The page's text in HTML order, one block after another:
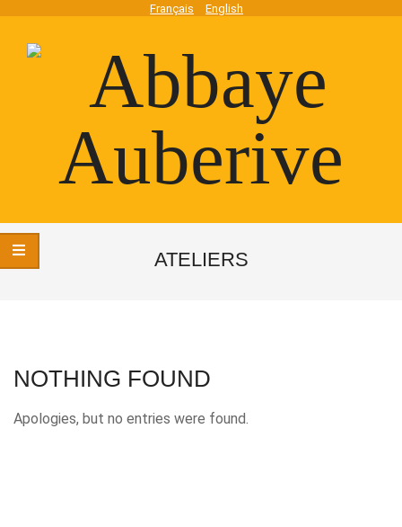
content
Français English
Abbaye
Secondary
Navigation
ATELIERS
NOTHING FOUND
Apologies, but no entries were found.